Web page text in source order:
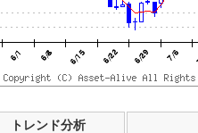
トレンド分析